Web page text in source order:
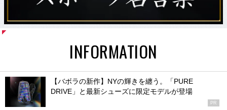
INFORMATION
【バボラの新作】NYの輝きを纏う。「PURE
DRIVE」と最新シューズに限定モデルが登場
PR